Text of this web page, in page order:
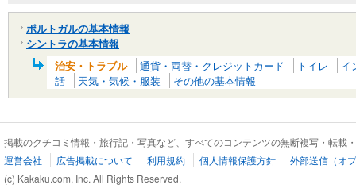
ポルトガルの基本情報
シントラの基本情報
治安・トラブル
通貨・両替・クレジットカード トイレ
イ
話
天気・気候・服装 その他の基本情報
掲載のクチコミ情報・旅行記・写真など、すべてのコンテンツの無断複写・転載
運営会社
広告掲載について 利用規約 個人情報保護方針
外部送信（オ
(c) Kakaku.com, Inc. All Rights Reserved.